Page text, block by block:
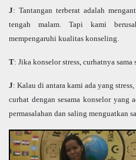
J: Tantangan terberat adalah
tengah malam. Tapi kami
mempengaruhi kualitas konseling.
T: Jika konselor stress, curhatnya sama
J: Kalau di antara kami ada yang
curhat dengan sesama konselor yang
permasalahan dan saling menguatkan